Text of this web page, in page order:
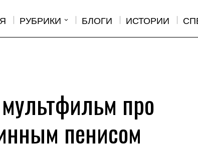
РУБРИКИ БЛОГИ ИСТОРИИ
про
пенисом